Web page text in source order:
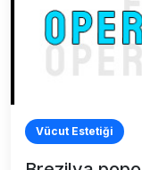
Vücut Estetiği